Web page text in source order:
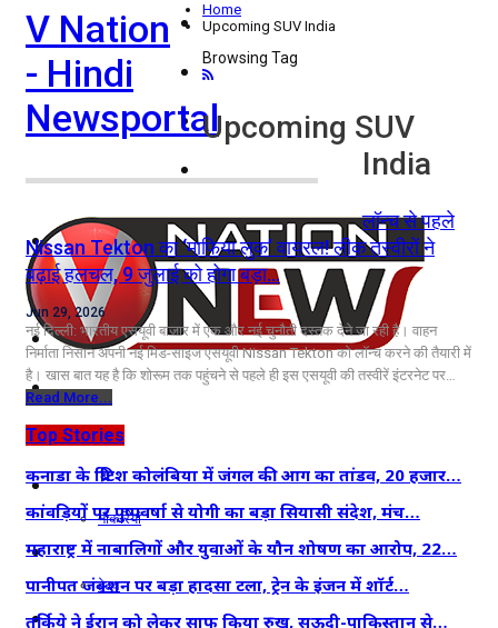
V Nation
- Hindi
Newsportal
विदेश
राज्य
उत्तर प्रदेश
नोएडा
दिल्ली/NCR
राजनीति
कारोबार
खेल
मनोरंजन
शिक्षा
नौकरियां
जीवन शैली
हेल्थ
क्राइम
Home
Upcoming SUV India
Browsing Tag
Upcoming SUV
India
लॉन्च से पहले
Nissan Tekton का ‘माफिया लुक’ वायरल! लीक तस्वीरों ने
बढ़ाई हलचल, 9 जुलाई को होगा बड़ा…
Jun 29, 2026
नई दिल्ली: भारतीय एसयूवी बाजार में एक और नई चुनौती दस्तक देने जा रही है। वाहन
निर्माता निसान अपनी नई मिड-साइज एसयूवी Nissan Tekton को लॉन्च करने की तैयारी में
है। खास बात यह है कि शोरूम तक पहुंचने से पहले ही इस एसयूवी की तस्वीरें इंटरनेट पर…
Read More...
Top Stories
कनाडा के ब्रिटिश कोलंबिया में जंगल की आग का तांडव, 20 हजार…
कांवड़ियों पर पुष्पवर्षा से योगी का बड़ा सियासी संदेश, मंच…
महाराष्ट्र में नाबालिगों और युवाओं के यौन शोषण का आरोप, 22…
पानीपत जंक्शन पर बड़ा हादसा टला, ट्रेन के इंजन में शॉर्ट…
तुर्किये ने ईरान को लेकर साफ किया रुख, सऊदी-पाकिस्तान से…